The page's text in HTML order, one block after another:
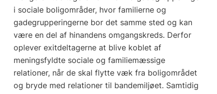
i sociale boligområder, hvor familierne og
gadegrupperingerne bor det samme sted og kan
være en del af hinandens omgangskreds. Derfor
oplever exitdeltagerne at blive koblet af
meningsfyldte sociale og familiemæssige
relationer, når de skal flytte væk fra boligområdet
og bryde med relationer til bandemiljøet. Samtidig